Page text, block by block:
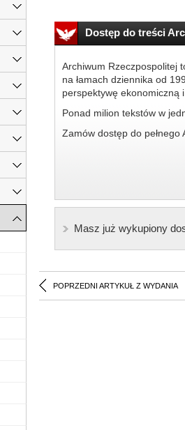
Dostęp do treści
Archiwum Rzeczpospolitej
na łamach dziennika od
perspektywę ekonomiczną i
Ponad milion tekstów w
Zamów dostęp do pełnego
Masz już wykupiony
POPRZEDNI ARTYKUŁ Z WYDANIA